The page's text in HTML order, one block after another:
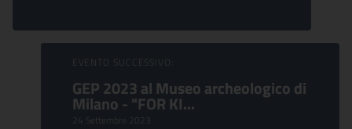
EVENTO SUCCESSIVO:
GEP 2023 al Museo archeologico di
Milano - "FOR KI...
24 Settembre 2023